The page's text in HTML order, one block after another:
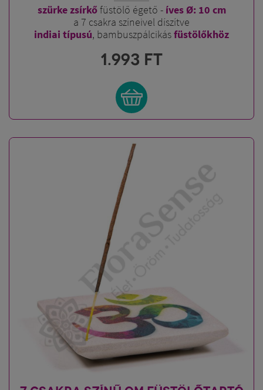
szürke zsírkőfüstölő égető - íves Ø: 10 cm
a 7 csakra színeivel díszítve
indiai típusú, bambuszpálcikásfüstölőkhöz
1.993 FT